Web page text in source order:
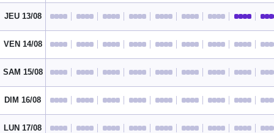
JEU 13/08
VEN 14/08
SAM 15/08
DIM 16/08
LUN 17/08